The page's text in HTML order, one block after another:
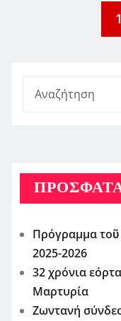
1
Πρόγραμμα
2025-2026
32 χρόνια
Μαρτυρία
Ζωντανή